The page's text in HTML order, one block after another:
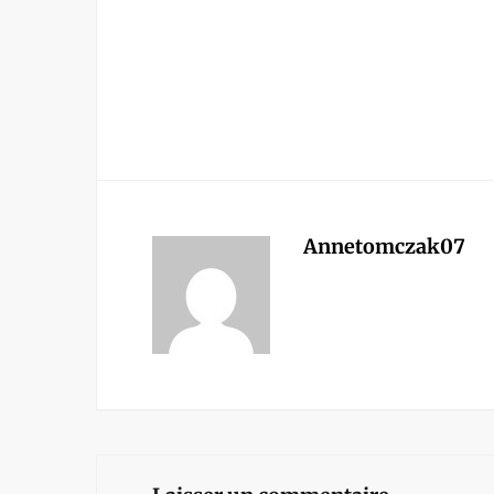
Annetomczak07